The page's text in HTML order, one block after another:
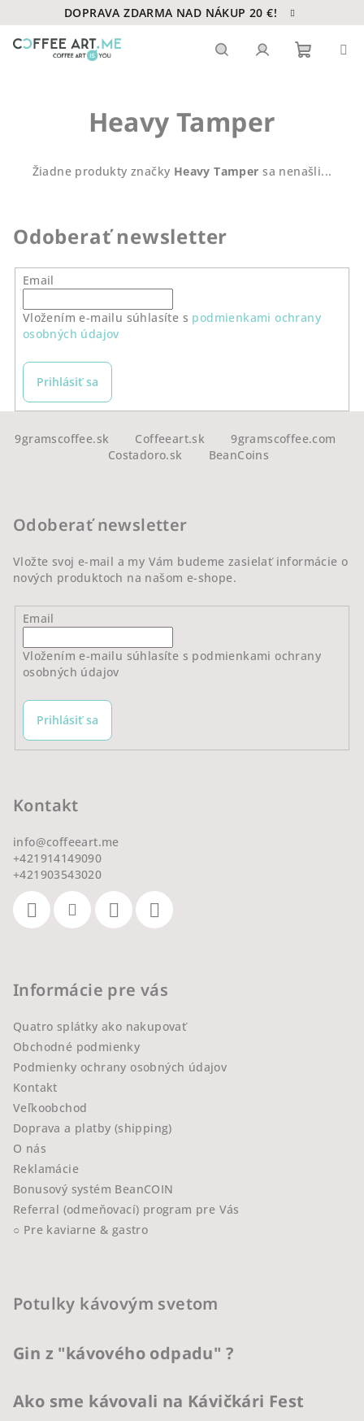
na
obsah
DOPRAVA ZDARMA NAD NÁKUP 20 €!
Heavy Tamper
Žiadne produkty značky Heavy Tamper sa nenašli...
Odoberať newsletter
Email
Vložením e-mailu súhlasíte s podmienkami ochrany
osobných údajov
Prihlásiť sa
9gramscoffee.sk Coffeeart.sk
9gramscoffee.com
Costadoro.sk
BeanCoins
Odoberať newsletter
Vložte svoj e-mail a my Vám budeme zasielať informácie o
nových produktoch na našom e-shope.
Email
Vložením e-mailu súhlasíte s podmienkami ochrany
osobných údajov
Prihlásiť sa
Kontakt
info@coffeeart.me
+421914149090
+421903543020
Informácie pre vás
Quatro splátky ako nakupovať
Obchodné podmienky
Podmienky ochrany osobných údajov
Kontakt
Veľkoobchod
Doprava a platby (shipping)
O nás
Reklamácie
Bonusový systém BeanCOIN
Referral (odmeňovací) program pre Vás
○ Pre kaviarne & gastro
Potulky kávovým svetom
Gin z "kávového odpadu" ?
Ako sme kávovali na Kávičkári Fest